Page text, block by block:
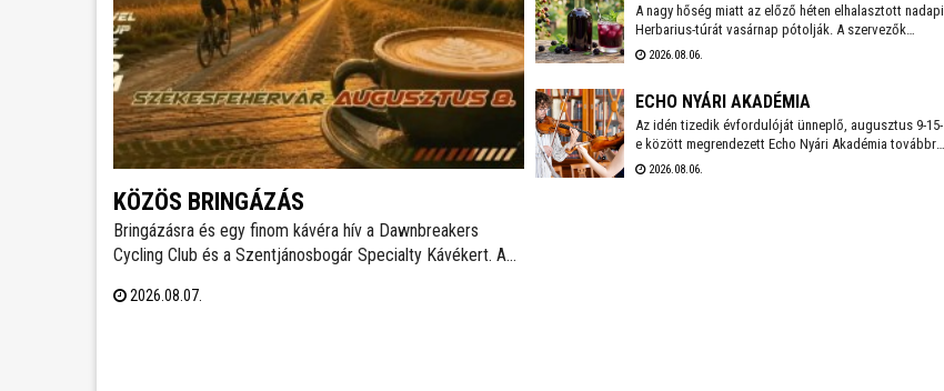
KÖZÖS BRINGÁZÁS
Bringázásra és egy finom kávéra hív a Dawnbreakers
Cycling Club és a Szentjánosbogár Specialty Kávékert. A
órakor indul a Liszt Ferenc utcai vendéglátóhelytől, az
2026.08.07.
jelenlegi helyzetről.
A nagy hőség miatt az előző héten elhalasztott nadapi
Herbarius-túrát vasárnap pótolják. A szervezők
augusztus 9-én várnak mindenkit, aki szívesen
Lencsés Rita gyógynövényszakértő vezetésével. A
túra Nadapról indul, a részvételhez ezúttal is előzetes
bejelentkezést kérnek a szokásos elérhetőségeken.
2026.08.06.
ECHO NYÁRI AKADÉMIA
Az idén tizedik évfordulóját ünneplő, augusztus 9-15-
e között megrendezett Echo Nyári Akadémia továbbra
is sokkal többet kínál, mint egy hagyományos zenei
2026.08.06.